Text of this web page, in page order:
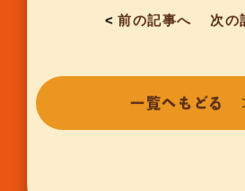
<前の記事へ 次の
一覧へもどる